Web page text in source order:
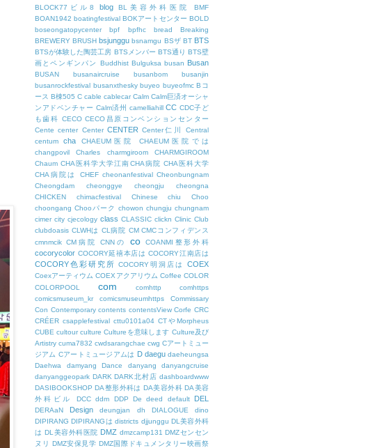
BLOCK77ビル8
blog BL美容外科医院
BMF
BOAN1942 boatingfestival BOKアートセンター BOLD
boseongatopycenter
bpf bpfhc bread
Breaking
BREWERY BRUSH bsjunggu bsnamgu BSザ BT BTS
BTSが体験した陶芸工房 BTSメンバー BTS通り BTS壁
画とペンギンパン
Buddhist Bulguksa busan Busan
BUSAN busanaircruise busanbom
busanjin
busanrockfestival busanxthesky buyeo buyeofmc Bコ
ース B棟505 C cable cablecar Calm Calm巨済オーシャ
ンアドベンチャー Calm済州 camelliahill CC CDC子ど
も歯科 CECO CECO昌原コンベンションセンター
Cente center Center CENTER Center仁川
Central
centum
cha CHAEUM医院
CHAEUM医院では
changpovil
Charles charmgiroom
CHARMGIROOM
Chaum CHA医科学大学江南CHA病院 CHA医科大学
CHA病院は
CHEF cheonanfestival Cheonbungnam
Cheongdam
cheonggye cheongju
cheongna
CHICKEN
chimacfestival Chinese chiu
Choo
choongang Chooパーク chowon chungju chungnam
cimer city cjecology class CLASSIC clickn Clinic Club
clubdoasis CLWHは CL病院 CM CMCコンフィデンス
cmnmcik CM病院 CNNの co COANMI整形外科
cocorycolor COCORY延禧本店は COCORY江南店は
COCORY色彩研究所 COCORY明洞店は COEX
Coexアーティウム COEXアクアリウム Coffee COLOR
COLORPOOL
com comhttp
comhttps
comicsmuseum_kr
comicsmuseumhttps
Commissary
Con Contemporary contents contentsView Corfe CRC
CRÉER csapplefestival cttu0101a04 CTやMorpheus
CUBE cultour culture Cultureを意味します Culture及び
Artistry cuma7832 cwdsarangchae cwg Cアートミュー
ジアム Cアートミュージアムは D daegu daeheungsa
Daehwa
damyang Dance danyang
danyangcruise
danyanggeopark DARK DARK北村店 dashboardwww
DASIBOOKSHOP DA整形外科は DA美容外科 DA美容
外科ビル
DCC ddm DDP De deed default DEL
DERAaN Design deungjan dh DIALOGUE
dino
DIPIRANG DIPIRANGは districts djjunggu DL美容外科
は DL美容外科医院 DMZ dmzcamp131 DMZセンセン
ヌリ DMZ安保見学 DMZ国際ドキュメンタリー映画祭